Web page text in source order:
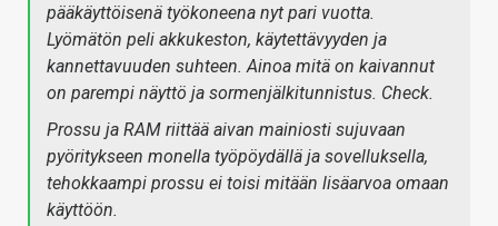
pääkäyttöisenä työkoneena nyt pari vuotta.
Lyömätön peli akkukeston, käytettävyyden ja
kannettavuuden suhteen. Ainoa mitä on kaivannut
on parempi näyttö ja sormenjälkitunnistus. Check.
Prossu ja RAM riittää aivan mainiosti sujuvaan
pyöritykseen monella työpöydällä ja sovelluksella,
tehokkaampi prossu ei toisi mitään lisäarvoa omaan
käyttöön.